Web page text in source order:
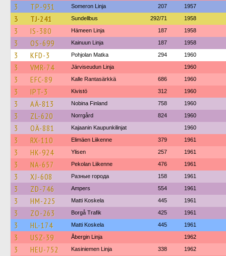
3 TP-931 Someron Linja 207 1957
3 TJ-241 Sundellbus 292/71 1958
3 IS-380 Hämeen Linja 187 1958
3 OS-699 Kainuun Linja 187 1958
3 KFD-3 Pohjolan Matka 294 1960
3 VMR-74 Järviseudun Linja 1960
3 EFC-89 Kalle Rantasärkkä 686 1960
3 IPT-3 Kivistö 312 1960
3 AÄ-813 Nobina Finland 758 1960
3 ZL-620 Norrgård 824 1960
3 OÄ-881 Kajaanin Kaupunkilinjat 1960
3 RX-110 Elimäen Liikenne 379 1961
3 HK-924 Ylisen 257 1961
3 NA-657 Pekolan Liikenne 476 1961
3 XJ-608 Разные города 158 1961
3 ZD-746 Ampers 554 1961
3 HM-225 Matti Koskela 445 1961
3 ZO-263 Borgå Trafik 425 1961
3 HL-174 Matti Koskela 445 1961
3 USZ-39 Åbergin Linja 1962
3 HEU-752 Kasiniemen Linja 338 1962